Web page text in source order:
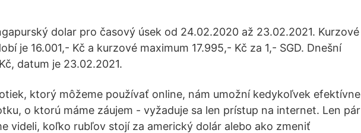
dolar pro časový úsek od 24.02.2020 až 23.02.2021. Kurzové
je 16.001,- Kč a kurzové maximum 17.995,- Kč za 1,- SGD. Dnešní
datum je 23.02.2021.
ktorý môžeme používať online, nám umožní kedykoľvek efektívne
o ktorú máme záujem - vyžaduje sa len prístup na internet. Len pár
videli, koľko rubľov stojí za americký dolár alebo ako zmeniť